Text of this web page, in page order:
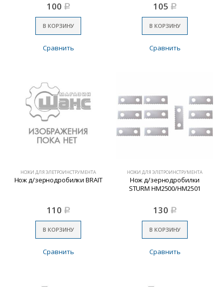
100 Р
В КОРЗИНУ
Сравнить
105 Р
В КОРЗИНУ
Сравнить
НОЖИ ДЛЯ ЭЛЕТРОИНСТРУМЕНТА
Нож д/зернодробилки BRAIT
110 Р
В КОРЗИНУ
Сравнить
НОЖИ ДЛЯ ЭЛЕТРОИНСТРУМЕНТА
Нож д/зернодробилки
STURM HM2500/HM2501
130 Р
В КОРЗИНУ
Сравнить